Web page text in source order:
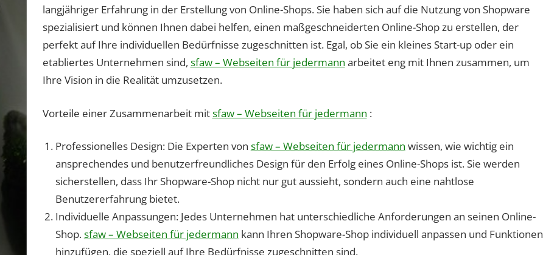
langjähriger Erfahrung in der Erstellung von Online-Shops. Sie haben sich auf die Nutzung von Shopware
spezialisiert und können Ihnen dabei helfen, einen maßgeschneiderten Online-Shop zu erstellen, der
perfekt auf Ihre individuellen Bedürfnisse zugeschnitten ist. Egal, ob Sie ein kleines Start-up oder ein
etabliertes Unternehmen sind, sfaw – Webseiten für jedermann arbeitet eng mit Ihnen zusammen, um
Ihre Vision in die Realität umzusetzen.
Vorteile einer Zusammenarbeit mitsfaw – Webseiten für jedermann :
Professionelles Design: Die Experten von sfaw – Webseiten für jedermann wissen, wie wichtig ein
ansprechendes und benutzerfreundliches Design für den Erfolg eines Online-Shops ist. Sie werden
sicherstellen, dass Ihr Shopware-Shop nicht nur gut aussieht, sondern auch eine nahtlose
Benutzererfahrung bietet.
Individuelle Anpassungen: Jedes Unternehmen hat unterschiedliche Anforderungen an seinen Online-
Shop.sfaw – Webseiten für jedermann kann Ihren Shopware-Shop individuell anpassen und Funktionen
hinzufügen, die speziell auf Ihre Bedürfnisse zugeschnitten sind.